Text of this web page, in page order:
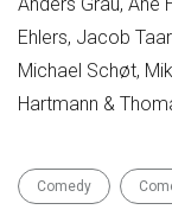
Ehlers, Jacob
Michael Schøt,
Hartmann &
Comedy